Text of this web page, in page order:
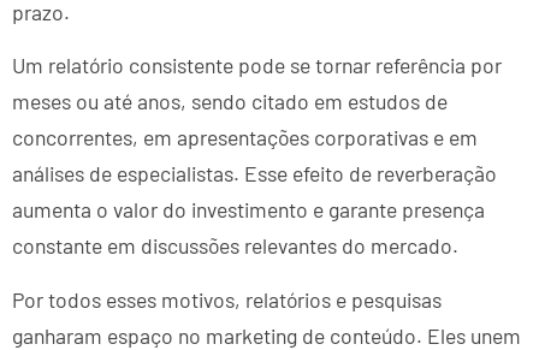
prazo.
Um relatório consistente pode se tornar referência por
meses ou até anos, sendo citado em estudos de
concorrentes, em apresentações corporativas e em
análises de especialistas. Esse efeito de reverberação
aumenta o valor do investimento e garante presença
constante em discussões relevantes do mercado.
Por todos esses motivos, relatórios e pesquisas
ganharam espaço no marketing de conteúdo. Eles unem